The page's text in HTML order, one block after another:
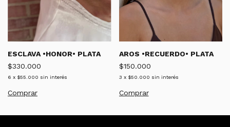
ESCLAVA •HONOR• PLATA
$330.000
6 x $55.000 sin interés
Comprar
AROS •RECUERDO• PLATA
$150.000
3 x $50.000 sin interés